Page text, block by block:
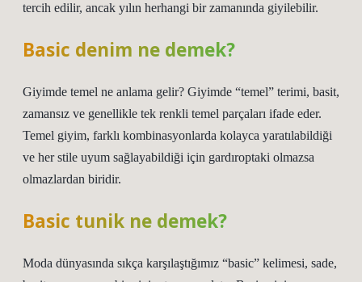
tercih edilir, ancak yılın herhangi bir zamanında giyilebilir.
Basic denim ne demek?
Giyimde temel ne anlama gelir? Giyimde “temel” terimi, basit,
zamansız ve genellikle tek renkli temel parçaları ifade eder.
Temel giyim, farklı kombinasyonlarda kolayca yaratılabildiği
ve her stile uyum sağlayabildiği için gardıroptaki olmazsa
olmazlardan biridir.
Basic tunik ne demek?
Moda dünyasında sıkça karşılaştığımız “basic” kelimesi, sade,